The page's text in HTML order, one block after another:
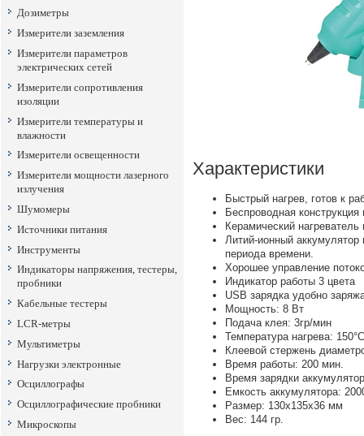
Дозиметры
Измерители заземления
Измерители параметров
электрических сетей
Измерители сопротивления
изоляции
Измерители температуры и
влажности
Измерители освещенности
Измерители мощности лазерного
излучения
Шумомеры
Источники питания
Инструменты
Индикаторы напряжения, тестеры,
пробники
Кабельные тестеры
LCR-метры
Мультиметры
Нагрузки электронные
Осциллографы
Осциллографические пробники
Микроскопы
Характеристики
Быстрый нагрев, готов к
Беспроводная
Керамический
Литий-ионный аккумулятор
периода времени.
Хорошее управление
Индикатор работы 3 цвета
USB зарядка удобно
Мощность: 8 Вт
Подача клея: 3гр/мин
Температура нагрева: 150°С
Клеевой стержень
Время работы: 200 мин.
Время зарядки
Емкость аккумулятора:
Размер: 130х135х36 мм
Вес: 144 гр.